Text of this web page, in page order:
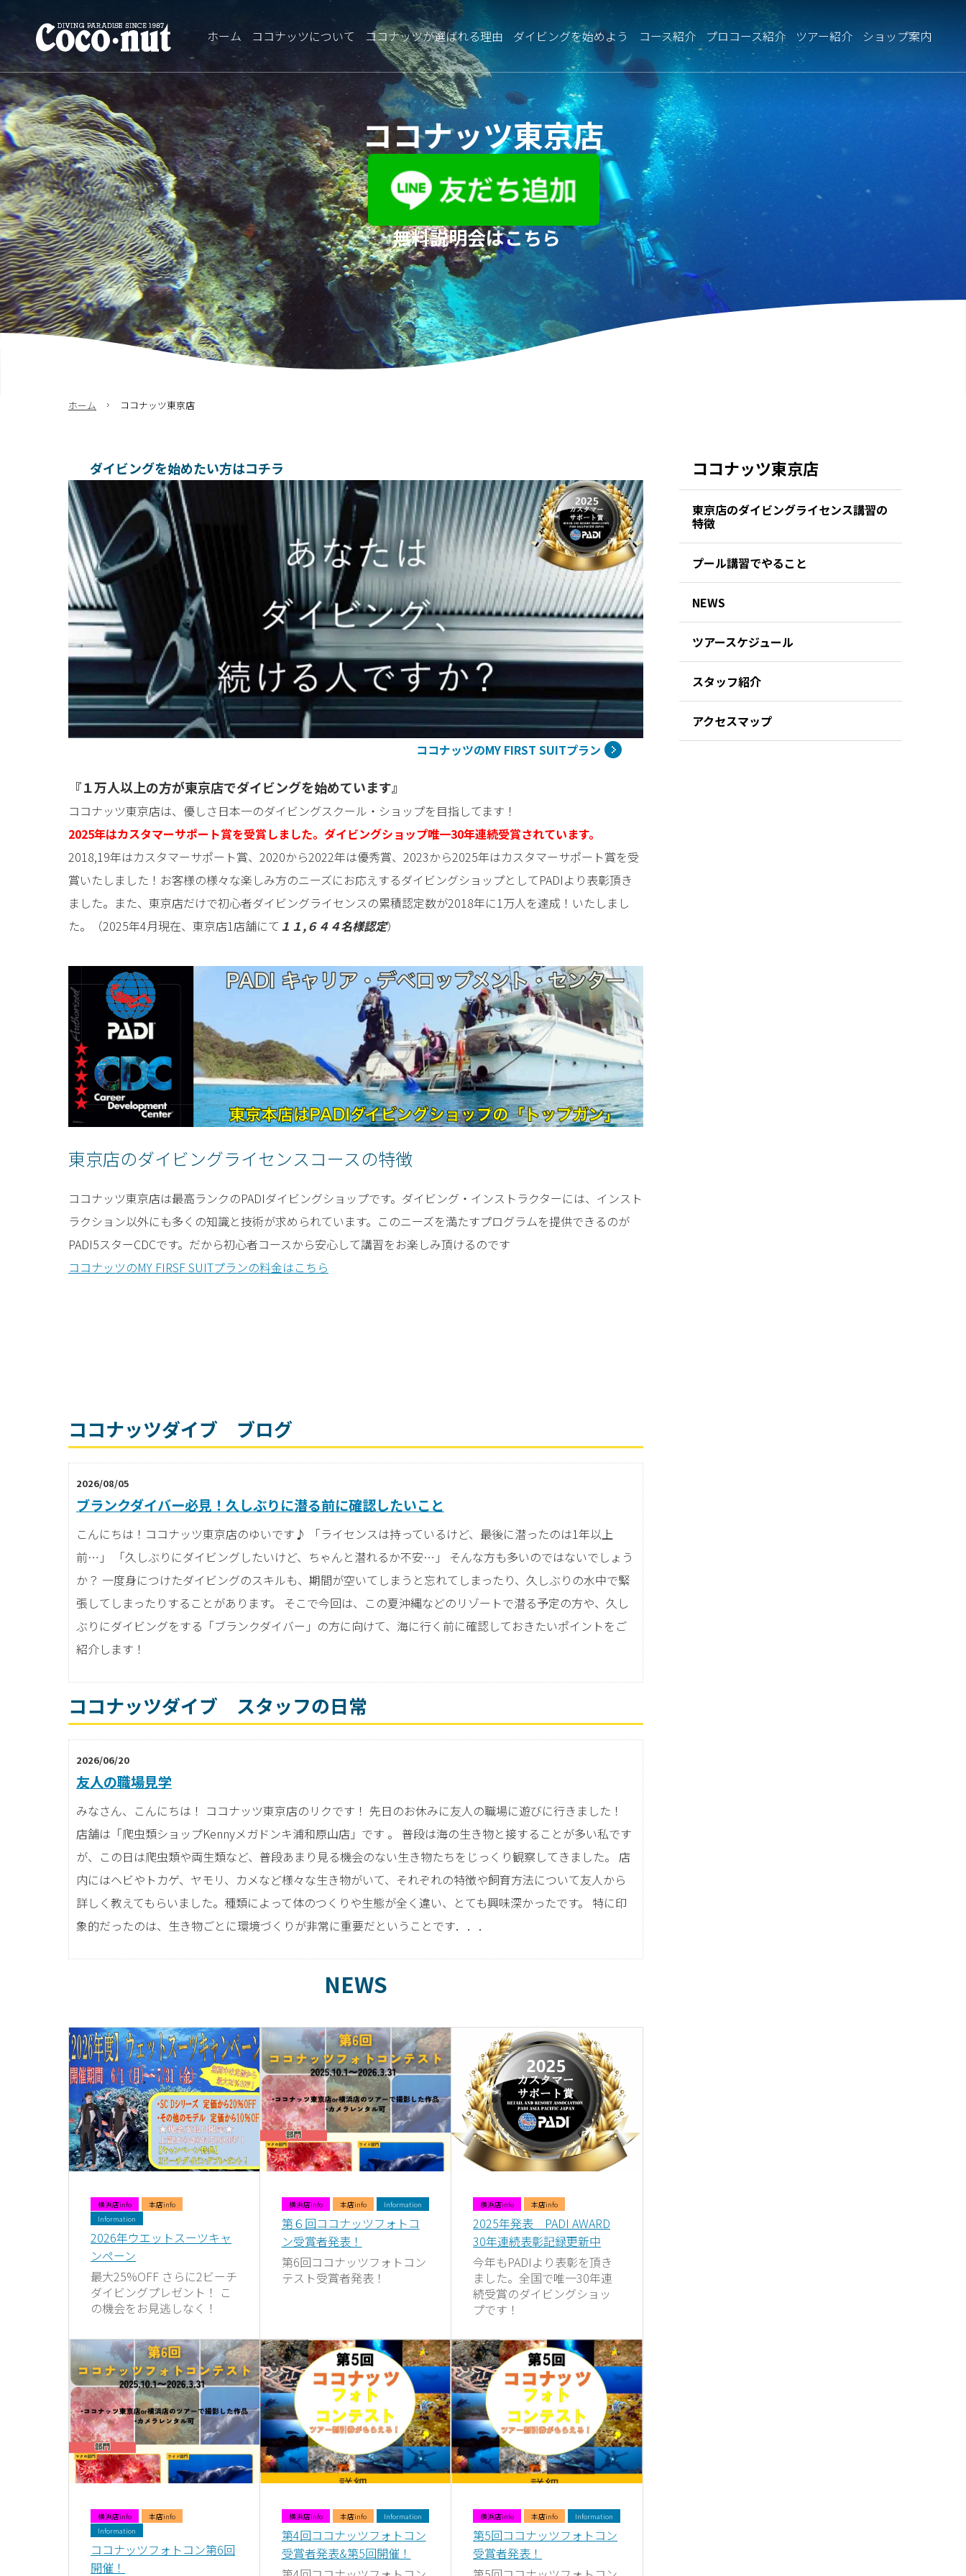
ホーム ココナッツについて ココナッツが選ばれる理由 ダイビングを始めよう コース紹介 プロコース紹介 ツアー紹介 ショップ案内
ホーム ココナッツ東京店
ココナッツ東京店
無料説明会はこちら
ダイビングを始めたい方はコチラ
ココナッツのMY FIRST SUITプラン
『１万人以上の方が東京店でダイビングを始めています』
ココナッツ東京店は、優しさ日本一のダイビングスクール・ショップを目指してます！
2025年はカスタマーサポート賞を受賞しました。ダイビングショップ唯一30年連続受賞されています。
2018,19年はカスタマーサポート賞、2020から2022年は優秀賞、2023から2025年はカスタマーサポート賞を受
賞いたしました！お客様の様々な楽しみ方のニーズにお応えするダイビングショップとしてPADIより表彰頂き
ました。また、東京店だけで初心者ダイビングライセンスの累積認定数が2018年に1万人を達成！いたしまし
た。（2025年4月現在、東京店1店舗にて １１,６４４名様認定）
東京店のダイビングライセンスコースの特徴
ココナッツ東京店は最高ランクのPADIダイビングショップです。ダイビング・インストラクターには、インスト
ラクション以外にも多くの知識と技術が求められています。このニーズを満たすプログラムを提供できるのが
PADI5スターCDCです。だから初心者コースから安心して講習をお楽しみ頂けるのです
ココナッツのMY FIRSF SUITプランの料金はこちら
ココナッツダイブ ブログ
2026/08/05
ブランクダイバー必見！久しぶりに潜る前に確認したいこと
こんにちは！ココナッツ東京店のゆいです♪ 「ライセンスは持っているけど、最後に潜ったのは1年以上
前…」 「久しぶりにダイビングしたいけど、ちゃんと潜れるか不安…」 そんな方も多いのではないでしょう
か？ 一度身につけたダイビングのスキルも、期間が空いてしまうと忘れてしまったり、久しぶりの水中で緊
張してしまったりすることがあります。 そこで今回は、この夏沖縄などのリゾートで潜る予定の方や、久し
ぶりにダイビングをする「ブランクダイバー」の方に向けて、海に行く前に確認しておきたいポイントをご
紹介します！
ココナッツダイブ スタッフの日常
2026/06/20
友人の職場見学
みなさん、こんにちは！ ココナッツ東京店のリクです！ 先日のお休みに友人の職場に遊びに行きました！
店舗は「爬虫類ショップKennyメガドンキ浦和原山店」です 。 普段は海の生き物と接することが多い私です
が、この日は爬虫類や両生類など、普段あまり見る機会のない生き物たちをじっくり観察してきました。 店
内にはヘビやトカゲ、ヤモリ、カメなど様々な生き物がいて、それぞれの特徴や飼育方法について友人から
詳しく教えてもらいました。種類によって体のつくりや生態が全く違い、とても興味深かったです。 特に印
象的だったのは、生き物ごとに環境づくりが非常に重要だということです．．．
NEWS
横浜店info
本店info
Information
2026年ウエットスーツキャ
ンペーン
最大25%OFF さらに2ビーチ
ダイビングプレゼント！ こ
の機会をお見逃しなく！
横浜店info 本店info Information
第６回ココナッツフォトコ
ン受賞者発表！
第6回ココナッツフォトコン
テスト受賞者発表！
横浜店info 本店info
2025年発表 PADI AWARD
30年連続表彰記録更新中
今年もPADIより表彰を頂き
ました。全国で唯一30年連
続受賞のダイビングショッ
プです！
横浜店info
本店info
Information
ココナッツフォトコン第6回
開催！
横浜店info 本店info Information
第4回ココナッツフォトコン
受賞者発表&第5回開催！
横浜店info 本店info Information
第5回ココナッツフォトコン
受賞者発表！
ココナッツ東京店
東京店のダイビングライセンス講習の
特徴
プール講習でやること
NEWS
ツアースケジュール
スタッフ紹介
アクセスマップ